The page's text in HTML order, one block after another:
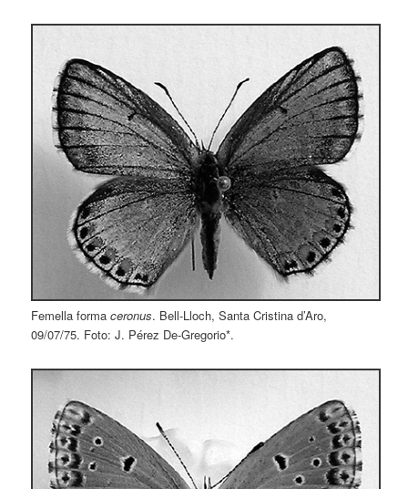
Femella formaceronus. Bell-Lloch, Santa Cristina d’Aro,
09/07/75. Foto: J. Pérez De-Gregorio*.